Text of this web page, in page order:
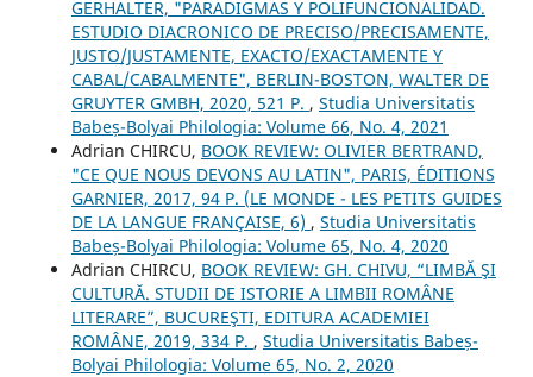
GERHALTER, "PARADIGMAS Y POLIFUNCIONALIDAD.
ESTUDIO DIACRONICO DE PRECISO/PRECISAMENTE,
JUSTO/JUSTAMENTE, EXACTO/EXACTAMENTE Y
CABAL/CABALMENTE", BERLIN-BOSTON, WALTER DE
GRUYTER GMBH, 2020, 521 P. , Studia Universitatis
Babeș-Bolyai Philologia: Volume 66, No. 4, 2021
Adrian CHIRCU, BOOK REVIEW: OLIVIER BERTRAND,
"CE QUE NOUS DEVONS AU LATIN", PARIS, ÉDITIONS
GARNIER, 2017, 94 P. (LE MONDE - LES PETITS GUIDES
DE LA LANGUE FRANÇAISE, 6) , Studia Universitatis
Babeș-Bolyai Philologia: Volume 65, No. 4, 2020
Adrian CHIRCU, BOOK REVIEW: GH. CHIVU, “LIMBĂ ŞI
CULTURĂ. STUDII DE ISTORIE A LIMBII ROMÂNE
LITERARE”, BUCUREŞTI, EDITURA ACADEMIEI
ROMÂNE, 2019, 334 P. , Studia Universitatis Babeș-
Bolyai Philologia: Volume 65, No. 2, 2020